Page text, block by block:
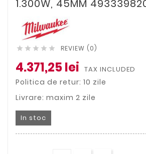
1.300W, 45MM
     REVIEW (0)
4.371,25 lei TAX INCLUDED
Politica de retur: 10 zile
Livrare: maxim 2 zile
In stoc